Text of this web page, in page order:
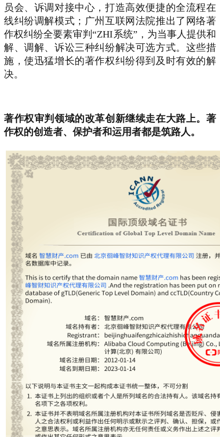
员会、诉调对接中心，打造高效便捷的全流程在
线纠纷调解模式；广州互联网法院推出了网络著
作权纠纷全要素审判“ZHI系统”，为当事人提供和
解、调解、诉讼三种纠纷解决可选方式。这些措
施，使迅猛增长的著作权纠纷得到及时有效的解
决。
著作权审判领域的改革创新继续走在大路上。著
作权的创造者、保护者和运用者都是筑路人。